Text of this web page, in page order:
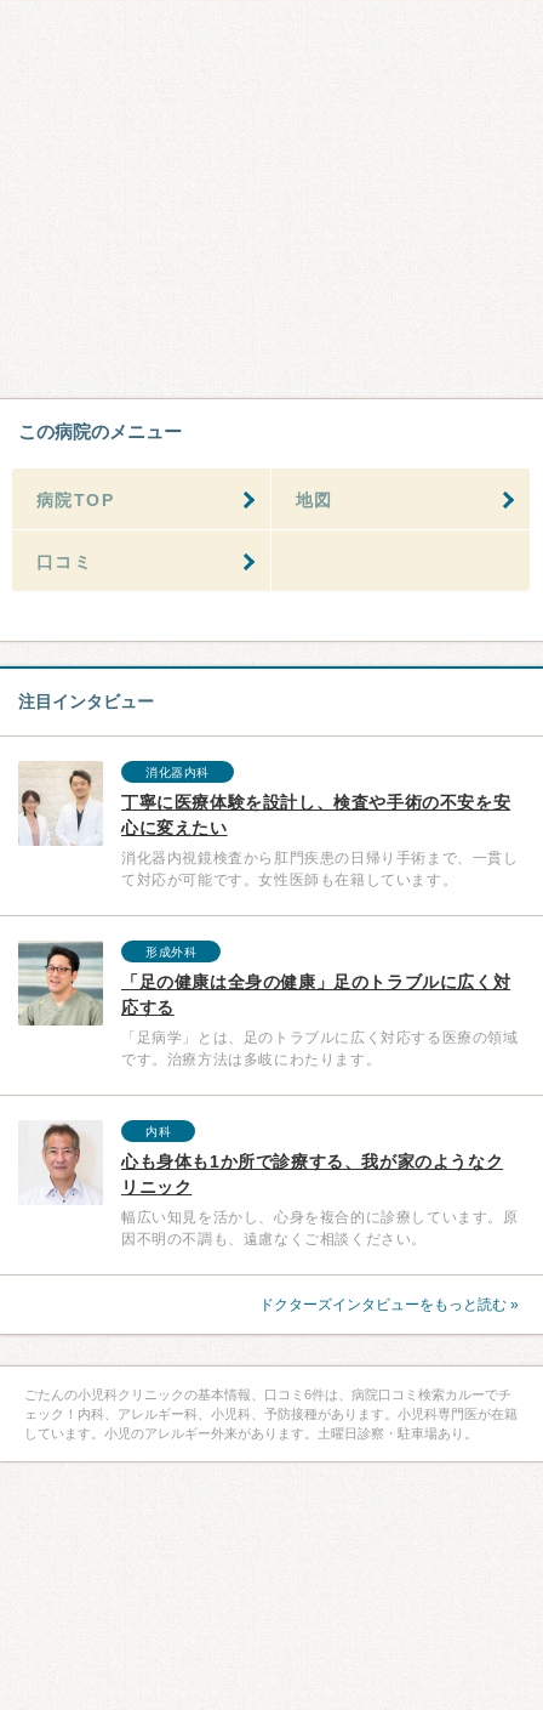
この病院のメニュー
病院TOP 地図
口コミ
注目インタビュー
消化器内科
丁寧に医療体験を設計し、検査や手術の不安を安
心に変えたい
消化器内視鏡検査から肛門疾患の日帰り手術まで、一貫し
て対応が可能です。女性医師も在籍しています。
形成外科
「足の健康は全身の健康」足のトラブルに広く対
応する
「足病学」とは、足のトラブルに広く対応する医療の領域
です。治療方法は多岐にわたります。
内科
心も身体も1か所で診療する、我が家のようなク
リニック
幅広い知見を活かし、心身を複合的に診療しています。原
因不明の不調も、遠慮なくご相談ください。
ドクターズインタビューをもっと読む »
ごたんの小児科クリニックの基本情報、口コミ6件は、病院口コミ検索カルーでチ
ェック！内科、アレルギー科、小児科、予防接種があります。小児科専門医が在籍
しています。小児のアレルギー外来があります。土曜日診察・駐車場あり。